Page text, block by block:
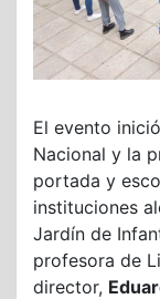
El evento
Nacional y la
portada y
instituciones
Jardín de
profesora de
director,